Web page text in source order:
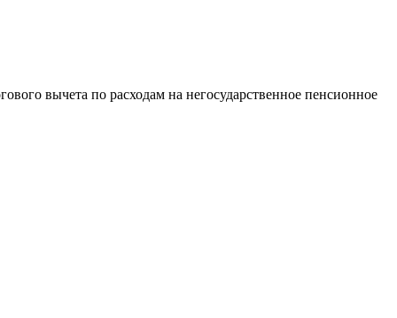
вычета по расходам на негосударственное пенсионное